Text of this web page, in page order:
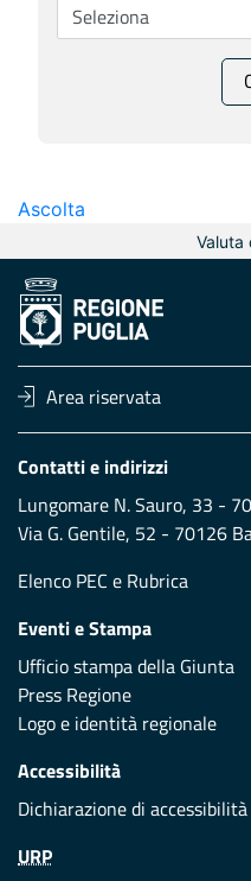
Ascolta
Valuta
Area riservata
Contatti e indirizzi
Lungomare N. Sauro, 33 -
Via G. Gentile, 52 - 70126
Elenco PEC e Rubrica
Eventi e Stampa
Ufficio stampa della Giunta
Press Regione
Logo e identità regionale
Accessibilità
Dichiarazione di accessibilità
URP